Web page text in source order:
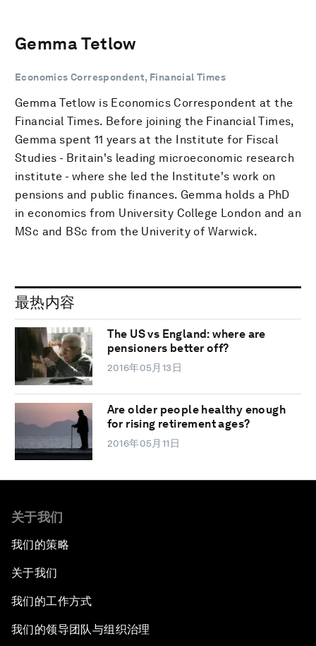
Gemma Tetlow
Economics Correspondent, Financial Times
Gemma Tetlow is Economics Correspondent at the
Financial Times. Before joining the Financial Times,
Gemma spent 11 years at the Institute for Fiscal
Studies - Britain's leading microeconomic research
institute - where she led the Institute's work on
pensions and public finances. Gemma holds a PhD
in economics from University College London and an
MSc and BSc from the Univerity of Warwick.
最热内容
The US vs England: where are
pensioners better off?
2016年05月13日
Are older people healthy enough
for rising retirement ages?
2016年05月11日
关于我们
我们的策略
关于我们
我们的工作方式
我们的领导团队与组织治理